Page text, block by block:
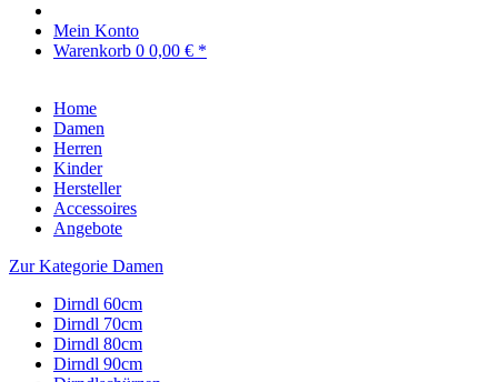
Mein Konto
Warenkorb 0 0,00 € *
Home
Damen
Herren
Kinder
Hersteller
Accessoires
Angebote
Zur Kategorie Damen
Dirndl 60cm
Dirndl 70cm
Dirndl 80cm
Dirndl 90cm